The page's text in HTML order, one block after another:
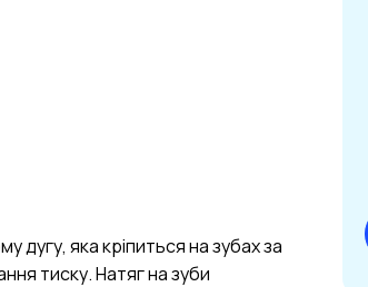
дугу, яка кріпиться на зубах за
тиску. Натяг на зуби